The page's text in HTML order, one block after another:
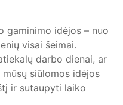
gaminimo idėjos – nuo
visai šeimai.
darbo dienai, ar
siūlomos idėjos
ir sutaupyti laiko